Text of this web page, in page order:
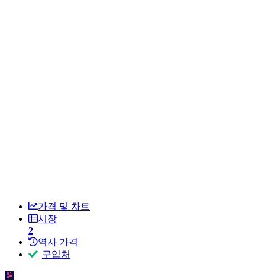
가격 및 차트
시장
2
역사 가격
구입처